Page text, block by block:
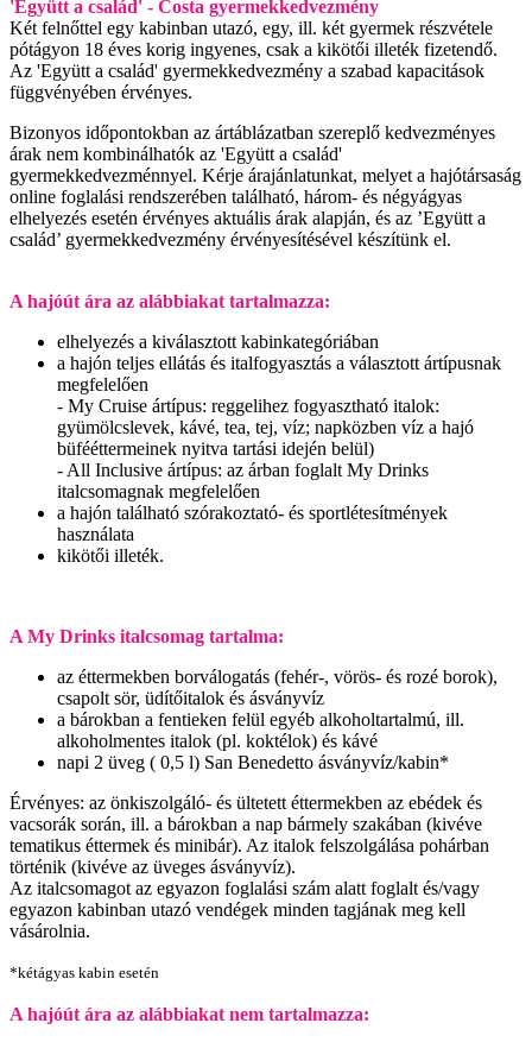
'Együtt a család' - Costa gyermekkedvezmény
Két felnőttel egy kabinban utazó, egy, ill. két gyermek részvétele
pótágyon 18 éves korig ingyenes, csak a kikötői illeték fizetendő.
Az 'Együtt a család' gyermekkedvezmény a szabad kapacitások
függvényében érvényes.
Bizonyos időpontokban az ártáblázatban szereplő kedvezményes
árak nem kombinálhatók az 'Együtt a család'
gyermekkedvezménnyel. Kérje árajánlatunkat, melyet a hajótársaság
online foglalási rendszerében található, három- és négyágyas
elhelyezés esetén érvényes aktuális árak alapján, és az ’Együtt a
család’ gyermekkedvezmény érvényesítésével készítünk el.
A hajóút ára az alábbiakat tartalmazza:
elhelyezés a kiválasztott kabinkategóriában
a hajón teljes ellátás és italfogyasztás a választott ártípusnak
megfelelően
- My Cruise ártípus: reggelihez fogyasztható italok:
gyümölcslevek, kávé, tea, tej, víz; napközben víz a hajó
büfééttermeinek nyitva tartási idején belül)
- All Inclusive ártípus: az árban foglalt My Drinks
italcsomagnak megfelelően
a hajón található szórakoztató- és sportlétesítmények
használata
kikötői illeték.
A My Drinks italcsomag tartalma:
az éttermekben borválogatás (fehér-, vörös- és rozé borok),
csapolt sör, üdítőitalok és ásványvíz
a bárokban a fentieken felül egyéb alkoholtartalmú, ill.
alkoholmentes italok (pl. koktélok) és kávé
napi 2 üveg ( 0,5 l) San Benedetto ásványvíz/kabin*
Érvényes: az önkiszolgáló- és ültetett éttermekben az ebédek és
vacsorák során, ill. a bárokban a nap bármely szakában (kivéve
tematikus éttermek és minibár). Az italok felszolgálása pohárban
történik (kivéve az üveges ásványvíz).
Az italcsomagot az egyazon foglalási szám alatt foglalt és/vagy
egyazon kabinban utazó vendégek minden tagjának meg kell
vásárolnia.
*kétágyas kabin esetén
A hajóút ára az alábbiakat nem tartalmazza: